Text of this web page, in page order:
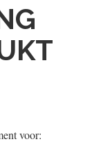
voor: